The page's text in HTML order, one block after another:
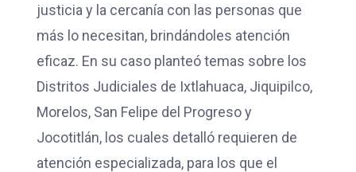
justicia y la cercanía con las personas que
más lo necesitan, brindándoles atención
eficaz. En su caso planteó temas sobre los
Distritos Judiciales de Ixtlahuaca, Jiquipilco,
Morelos, San Felipe del Progreso y
Jocotitlán, los cuales detalló requieren de
atención especializada, para los que el